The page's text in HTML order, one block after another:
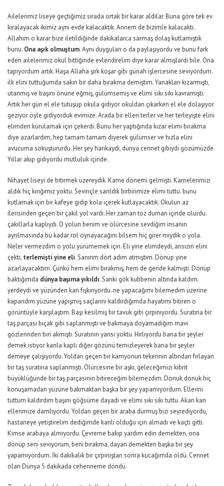
Ailelerimiz liseye geçtiğimiz sırada ortak bir karar aldılar. Buna göre tek ev
kiralayacak ikimiz aynı evde kalacaktık. Annem de bizimle kalacaktı.
Allahım o karar bize iletildiğinde dakikalarca sarmaş dolaş kutlamıştık
bunu. Ona aşık olmuştum. Aynı duyguları o da paylaşıyordu ve bunu fark
eden ailelerimiz okul bittiğinde evlendirelim diye karar almışlardı bile. Ona
tapıyordum artık. Haşa Allaha şirk koşar gibi günah işlercesine seviyordum.
ilk elini tuttuğumda sakın bir daha bırakma demiştim. Yanakları kızarmıştı,
utanmış ve başını önüne eğmiş, gülümsemiş ve elimi sıkı sıkı kavramıştı.
Artık her gün el ele tutuşup okula gidiyor okuldan çıkarken el ele dolaşıyor
geziyor öyle gidiyorduk evimize. Arada bir elleri terler ve her terleyişte elini
elimden kurulamak için çekerdi. Bunu her yaptığında kızar elimi bırakma
diye azarlardım, hep tamam tamam diyerek gülümser ve hızla elini
avucuma sokuştururdu. Her şey harikaydı, dünya cennet gibiydi gözümüzde.
Yıllar akıp gidiyordu mutluluk içinde.
Nihayet liseyi de bitirmek üzereydik. Karne dönemi gelmişti. Karnelerimizi
aldık hiç kırığımız yoktu. Sevinçle sarıldık birbirimize elimi tuttu. bunu
kutlamak için bir kafeye gidip kola içerek kutlayacaktık. Okulun az
ilerisinden geçen bir çakıl yol vardı. Her zaman toz duman içinde olurdu.
çakıllarla kaplıydı. O yolun benim ve ölürcesine sevdiğim insanın
ayrılmasında bu kadar rol oynayacağını bilsem hiç girer miydik o yola.
Neler vermezdim o yolu yürümemek için. Eli yine elimdeydi, ansızın elini
çekti, terlemişti yine eli. Sanırım dört adım atmıştım. Dönüp yine
azarlayacaktım. Çünkü hem elimi bırakmış, hem de geride kalmıştı. Dönüp
baktığımda dünya başıma yıkıldı. Sanki gök kubbenin altında kaldım.
yerdeydi ve yüzünden kan fışkırıyordu. ne yapacağımı bilemedim üzerine
kapandım yüzüne yapışmış saçlarını kaldırdığımda hayatımı bitiren o
görüntüyle karşılaştım. Başı kesilmiş bir tavuk gibi çırpınıyordu. Suratına bir
taş parçası bıçak gibi saplanmıştı ve bakmaya doyamadığım mavi
gözlerinden biri akmıştı. Suratının yarısı yoktu. Hırlıyordu bana bir şeyler
demek istiyor kanla kaplı diğer gözünü temizleyerek bana bir şeyler
demeye çalışıyordu. Yoldan geçen bir kamyonun tekerinin altından fırlayan
bir taş suratına saplanmıştı. Ölürcesine bir aşkı, geleceğimizi kibrit
büyüklüğünde bir taş parçasının bitireceğini bilemezdim. Donuk donuk hiç
konuşamadan yüzüne bakmaktan başka bir şey yapamıyordum. Ellerini
tuttum kaldırdım başını göğsüme dayadı ve elimi sıkı sıkı tuttu. Akan kan
ellerimize damlıyordu. Yoldan geçen bir araba durmuş bizi seyrediyordu,
hastaneye yetiştirelim dediğimde kanlı olduğu için almadı ve kaçtı gitti.
Kimse arabaya almıyordu. Çevreme bakıp yardım edin demekten, ona
dönüp seni seviyorum, beni bırakma, dayan demekten başka bir şey
yapamıyordum. İki dakikalık bir çırpınıştan sonra kucağımda öldü. Cennet
olan Dünya 5 dakikada cehenneme döndü.